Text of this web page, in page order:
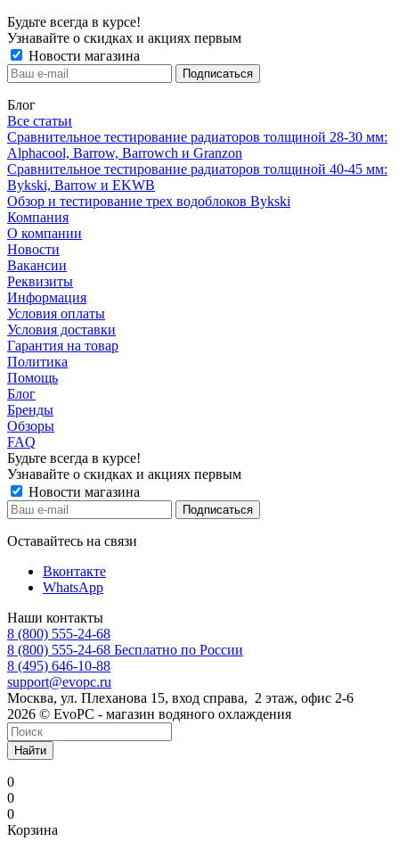
Будьте всегда в курсе!
Узнавайте о скидках и акциях первым
Новости магазина
Блог
Все статьи
Сравнительное тестирование радиаторов толщиной 28-30 мм:
Alphacool, Barrow, Barrowch и Granzon
Сравнительное тестирование радиаторов толщиной 40-45 мм:
Bykski, Barrow и EKWB
Обзор и тестирование трех водоблоков Bykski
Компания
О компании
Новости
Вакансии
Реквизиты
Информация
Условия оплаты
Условия доставки
Гарантия на товар
Политика
Помощь
Блог
Бренды
Обзоры
FAQ
Будьте всегда в курсе!
Узнавайте о скидках и акциях первым
Новости магазина
Оставайтесь на связи
Вконтакте
WhatsApp
Наши контакты
8 (800) 555-24-68
8 (800) 555-24-68 Бесплатно по России
8 (495) 646-10-88
support@evopc.ru
Москва, ул. Плеханова 15, вход справа, 2 этаж, офис 2-6
2026 © EvoPC - магазин водяного охлаждения
Найти
0
0
0
Корзина